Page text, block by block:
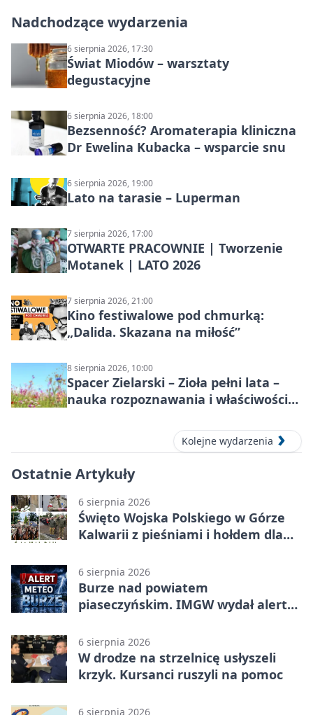
Nadchodzące wydarzenia
6 sierpnia 2026, 17:30
Świat Miodów – warsztaty
degustacyjne
6 sierpnia 2026, 18:00
Bezsenność? Aromaterapia kliniczna
Dr Ewelina Kubacka – wsparcie snu
6 sierpnia 2026, 19:00
Lato na tarasie – Luperman
7 sierpnia 2026, 17:00
OTWARTE PRACOWNIE | Tworzenie
Motanek | LATO 2026
7 sierpnia 2026, 21:00
Kino festiwalowe pod chmurką:
„Dalida. Skazana na miłość”
8 sierpnia 2026, 10:00
Spacer Zielarski – Zioła pełni lata –
nauka rozpoznawania i właściwości
Kolejne wydarzenia
Ostatnie Artykuły
6 sierpnia 2026
Święto Wojska Polskiego w Górze
Kalwarii z pieśniami i hołdem dla
6 sierpnia 2026
Burze nad powiatem
piaseczyńskim. IMGW wydał alert
6 sierpnia 2026
W drodze na strzelnicę usłyszeli
krzyk. Kursanci ruszyli na pomoc
6 sierpnia 2026